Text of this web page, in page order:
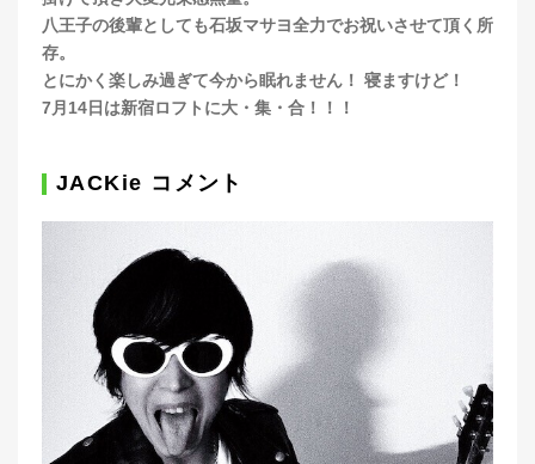
八王子の後輩としても石坂マサヨ全力でお祝いさせて頂く所
存。
とにかく楽しみ過ぎて今から眠れません！ 寝ますけど！
7月14日は新宿ロフトに大・集・合！！！
JACKie コメント